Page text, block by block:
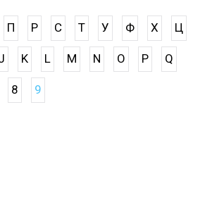
П Р С Т У Ф Х Ц
K L M N O P Q
8 9